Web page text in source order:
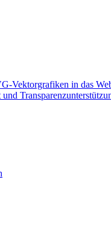
Vektorgrafiken in das